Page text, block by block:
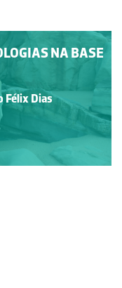
NA BASE
Félix Dias